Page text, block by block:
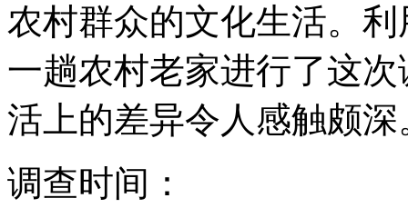
农村群众的文化生活。
一趟农村老家进行了这
活上的差异令人感触颇深
调查时间：